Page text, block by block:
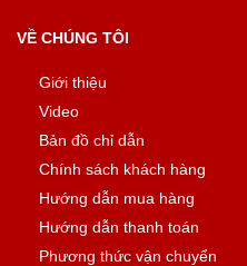
VỀ CHÚNG TÔI
Giới thiệu
Video
Bản đồ chỉ dẫn
Chính sách khách hàng
Hướng dẫn mua hàng
Hướng dẫn thanh toán
Phương thức vận chuyển